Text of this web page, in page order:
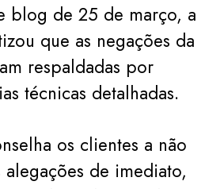
blog de 25 de março, a
que as negações da
respaldadas por
técnicas detalhadas.
os clientes a não
alegações de imediato,